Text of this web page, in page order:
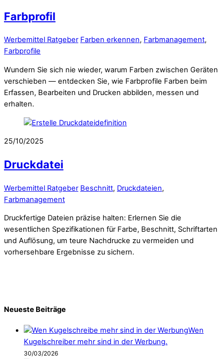
Farbprofil
Werbemittel Ratgeber Farben erkennen, Farbmanagement,
Farbprofile
Wundern Sie sich nie wieder, warum Farben zwischen Geräten
verschieben — entdecken Sie, wie Farbprofile Farben beim
Erfassen, Bearbeiten und Drucken abbilden, messen und
erhalten.
25/10/2025
Druckdatei
Werbemittel Ratgeber Beschnitt, Druckdateien,
Farbmanagement
Druckfertige Dateien präzise halten: Erlernen Sie die
wesentlichen Spezifikationen für Farbe, Beschnitt, Schriftarten
und Auflösung, um teure Nachdrucke zu vermeiden und
vorhersehbare Ergebnisse zu sichern.
Neueste Beiträge
Wen
Kugelschreiber mehr sind in der Werbung.
30/03/2026